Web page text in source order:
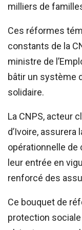
milliers de
Ces réformes
constants de la
ministre de
bâtir un système
solidaire.
La CNPS, acteur
d’Ivoire,
opérationnelle
leur entrée en
renforcé des
Ce bouquet de
protection